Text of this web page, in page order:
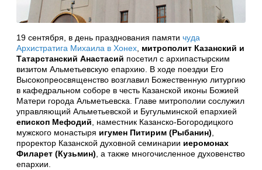
19 сентября, в день празднования памяти чуда
Архистратига Михаила в Хонех митрополит Казанский и
Татарстанский Анастасий посетил с архипастырским
визитом Альметьевскую епархию. В ходе поездки Его
Высокопреосвященство возглавил Божественную литургию
в кафедральном соборе в честь Казанской иконы Божией
Матери города Альметьевска. Главе митрополии сослужил
управляющий Альметьевской и Бугульминской епархией
епископ Мефодий , наместник Казанско-Богородицкого
мужского монастыря игумен Питирим (Рыбанин)
проректор Казанской духовной семинарии иеромонах
Филарет (Кузьмин) , а также многочисленное духовенство
епархии.